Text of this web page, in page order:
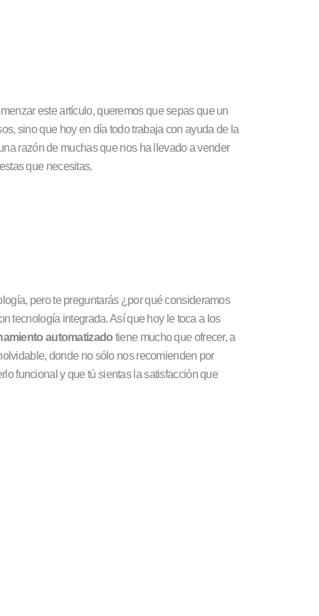
este artículo, queremos que sepas que un
sino que hoy en día todo trabaja con ayuda de la
razón de muchas que nos ha llevado a vender
que necesitas.
pero te preguntarás ¿por qué consideramos
tecnología integrada. Así que hoy le toca a los
automatizado tiene mucho que ofrecer, a
donde no sólo nos recomienden por
funcional y que tú sientas la satisfacción que